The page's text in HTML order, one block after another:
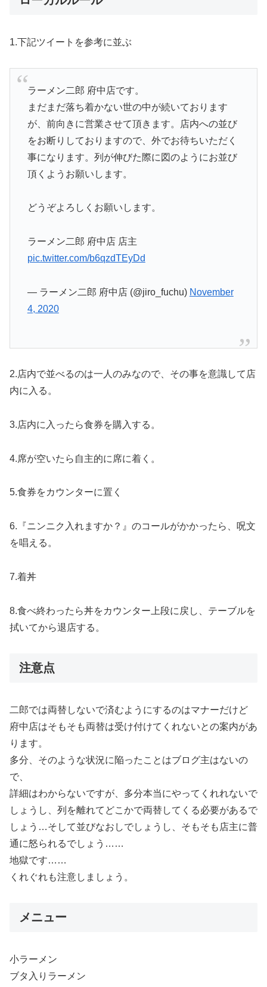
1.下記ツイートを参考に並ぶ
ラーメン二郎 府中店です。
まだまだ落ち着かない世の中が続いております
が、前向きに営業させて頂きます。店内への並び
をお断りしておりますので、外でお待ちいただく
事になります。列が伸びた際に図のようにお並び
頂くようお願いします。
どうぞよろしくお願いします。
ラーメン二郎 府中店 店主
pic.twitter.com/b6qzdTEyDd
— ラーメン二郎 府中店 (@jiro_fuchu) November
4, 2020
2.店内で並べるのは一人のみなので、その事を意識して店
内に入る。
3.店内に入ったら食券を購入する。
4.席が空いたら自主的に席に着く。
5.食券をカウンターに置く
6.『ニンニク入れますか？』のコールがかかったら、呪文
を唱える。
7.着丼
8.食べ終わったら丼をカウンター上段に戻し、テーブルを
拭いてから退店する。
注意点
二郎では両替しないで済むようにするのはマナーだけど
府中店はそもそも両替は受け付けてくれないとの案内があ
ります。
多分、そのような状況に陥ったことはブログ主はないの
で、
詳細はわからないですが、多分本当にやってくれれないで
しょうし、列を離れてどこかで両替してくる必要があるで
しょう…そして並びなおしでしょうし、そもそも店主に普
通に怒られるでしょう……
地獄です……
くれぐれも注意しましょう。
メニュー
小ラーメン
ブタ入りラーメン